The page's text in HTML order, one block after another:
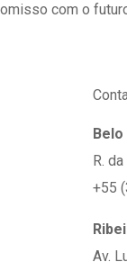
com o
R.
+55
Av.